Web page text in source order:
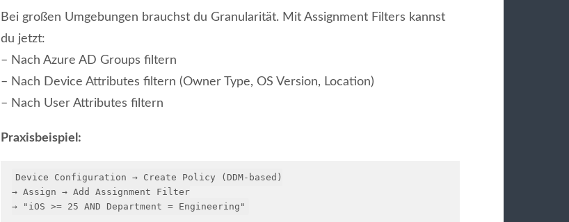
Bei großen Umgebungen brauchst du Granularität. Mit Assignment Filters kannst
du jetzt:
– Nach Azure AD Groups filtern
– Nach Device Attributes filtern (Owner Type, OS Version, Location)
– Nach User Attributes filtern
Praxisbeispiel:
Device Configuration → Create Policy (DDM-based)
→ Assign → Add Assignment Filter